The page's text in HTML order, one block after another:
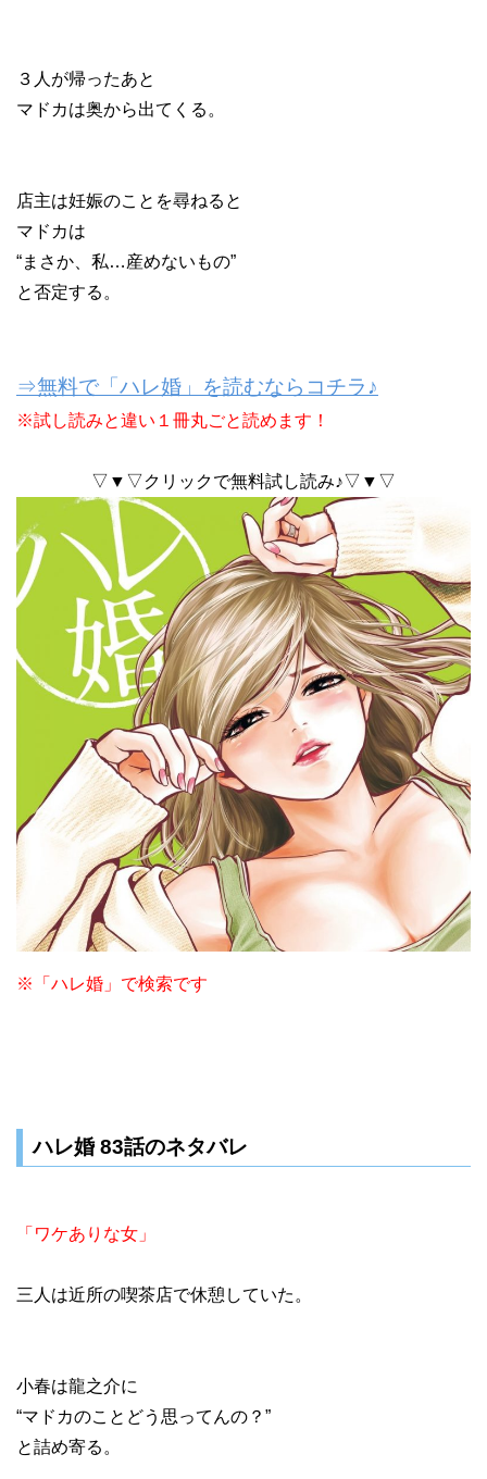
３人が帰ったあと
マドカは奥から出てくる。
店主は妊娠のことを尋ねると
マドカは
“まさか、私…産めないもの”
と否定する。
⇒無料で「ハレ婚」を読むならコチラ♪
※試し読みと違い１冊丸ごと読めます！
▽▼▽クリックで無料試し読み♪▽▼▽
※「ハレ婚」で検索です
ハレ婚 83話のネタバレ
「ワケありな女」
三人は近所の喫茶店で休憩していた。
小春は龍之介に
“マドカのことどう思ってんの？”
と詰め寄る。